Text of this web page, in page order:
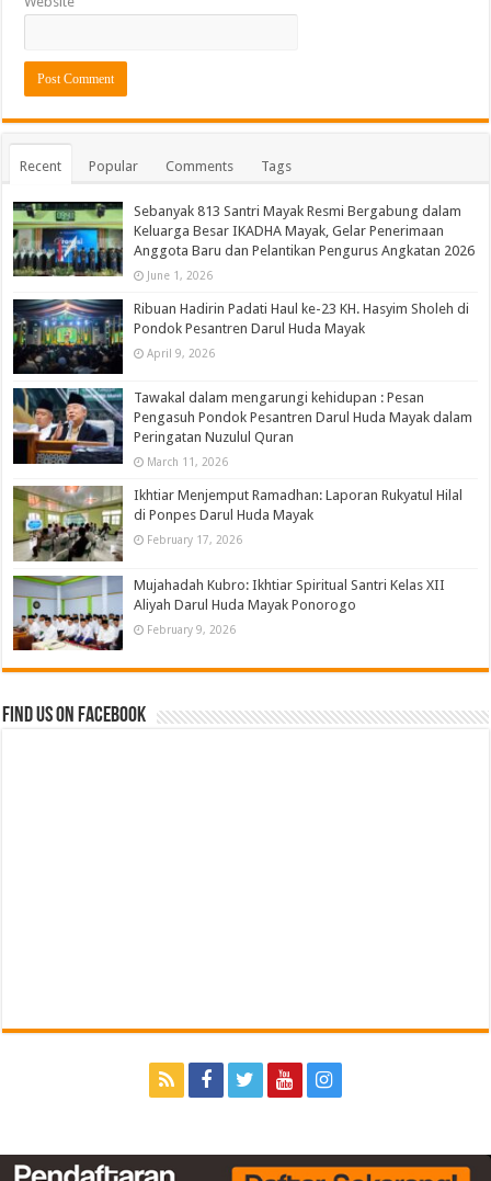
Recent Popular Comments Tags
Sebanyak 813 Santri Mayak Resmi Bergabung dalam
Keluarga Besar IKADHA Mayak, Gelar Penerimaan
Anggota Baru dan Pelantikan Pengurus Angkatan 2026
June 1, 2026
Ribuan Hadirin Padati Haul ke-23 KH. Hasyim Sholeh di
Pondok Pesantren Darul Huda Mayak
April 9, 2026
Tawakal dalam mengarungi kehidupan : Pesan
Pengasuh Pondok Pesantren Darul Huda Mayak dalam
Peringatan Nuzulul Quran
March 11, 2026
Ikhtiar Menjemput Ramadhan: Laporan Rukyatul Hilal
di Ponpes Darul Huda Mayak
February 17, 2026
Mujahadah Kubro: Ikhtiar Spiritual Santri Kelas XII
Aliyah Darul Huda Mayak Ponorogo
February 9, 2026
Find us on Facebook